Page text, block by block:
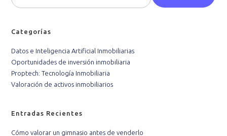
Categorías
Datos e Inteligencia Artificial Inmobiliarias
Oportunidades de inversión inmobiliaria
Proptech: Tecnología Inmobiliaria
Valoración de activos inmobiliarios
Entradas Recientes
Cómo valorar un gimnasio antes de venderlo